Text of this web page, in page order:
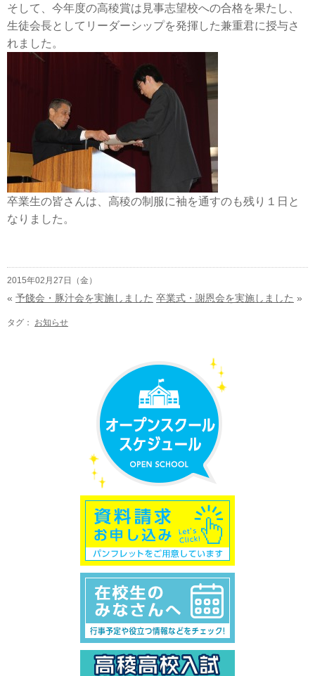
そして、今年度の高稜賞は見事志望校への合格を果たし、
生徒会長としてリーダーシップを発揮した兼重君に授与さ
れました。
卒業生の皆さんは、高稜の制服に袖を通すのも残り１日と
なりました。
2015年02月27日（金）
« 予餞会・豚汁会を実施しました 卒業式・謝恩会を実施しました »
タグ： お知らせ